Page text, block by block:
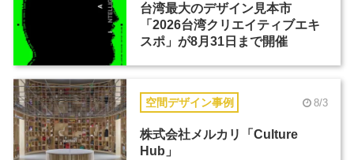
台湾最大のデザイン見本市
「2026台湾クリエイティブエキ
スポ」が8月31日まで開催
空間デザイン事例 8/3
株式会社メルカリ「Culture
Hub」